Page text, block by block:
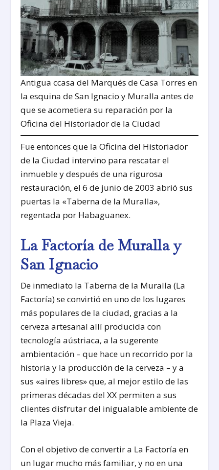
Antigua ccasa del Marqués de Casa Torres en
la esquina de San Ignacio y Muralla antes de
que se acometiera su reparación por la
Oficina del Historiador de la Ciudad
Fue entonces que la Oficina del Historiador
de la Ciudad intervino para rescatar el
inmueble y después de una rigurosa
restauración, el 6 de junio de 2003 abrió sus
puertas la «Taberna de la Muralla»,
regentada por Habaguanex.
La Factoría de Muralla y
San Ignacio
De inmediato la Taberna de la Muralla (La
Factoría) se convirtió en uno de los lugares
más populares de la ciudad, gracias a la
cerveza artesanal allí producida con
tecnología aústriaca, a la sugerente
ambientación – que hace un recorrido por la
historia y la producción de la cerveza – y a
sus «aires libres» que, al mejor estilo de las
primeras décadas del XX permiten a sus
clientes disfrutar del inigualable ambiente de
la Plaza Vieja.
Con el objetivo de convertir a La Factoría en
un lugar mucho más familiar, y no en una